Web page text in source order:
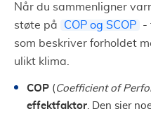
Når du sammenligner
støte på
COP og SCOP
-
som beskriver forholdet
ulikt klima.
COP ( Coefficient of
effektfaktor . Den sier